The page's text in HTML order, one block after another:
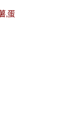
,蛋